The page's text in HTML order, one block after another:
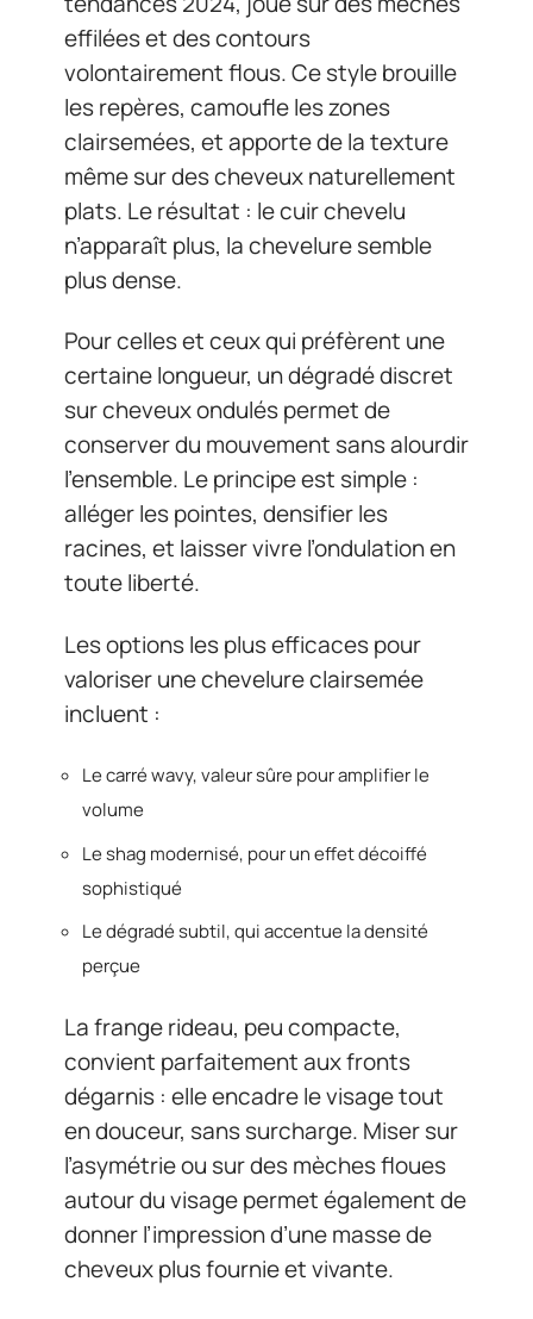
effilées et des contours
volontairement flous. Ce style brouille
les repères, camoufle les zones
clairsemées, et apporte de la texture
même sur des cheveux naturellement
plats. Le résultat : le cuir chevelu
n’apparaît plus, la chevelure semble
plus dense.
Pour celles et ceux qui préfèrent une
certaine longueur, un dégradé discret
sur cheveux ondulés permet de
conserver du mouvement sans alourdir
l’ensemble. Le principe est simple :
alléger les pointes, densifier les
racines, et laisser vivre l’ondulation en
toute liberté.
Les options les plus efficaces pour
valoriser une chevelure clairsemée
incluent :
Le carré wavy, valeur sûre pour amplifier le
volume
Le shag modernisé, pour un effet décoiffé
sophistiqué
Le dégradé subtil, qui accentue la densité
perçue
La frange rideau, peu compacte,
convient parfaitement aux fronts
dégarnis : elle encadre le visage tout
en douceur, sans surcharge. Miser sur
l’asymétrie ou sur des mèches floues
autour du visage permet également de
donner l’impression d’une masse de
cheveux plus fournie et vivante.